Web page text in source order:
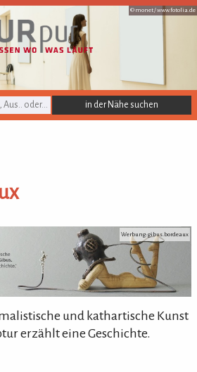
© monet /www.fotolia.de
Werbung: gibus.bordeaux
und kathartische Kunst
erzählt eine Geschichte.